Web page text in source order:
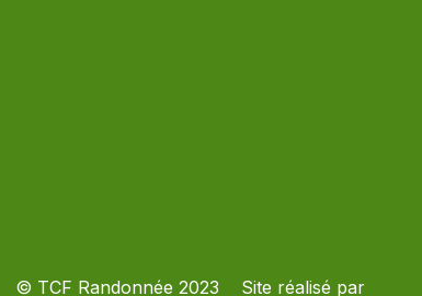
© TCF Randonnée 2023 Site réalisé par